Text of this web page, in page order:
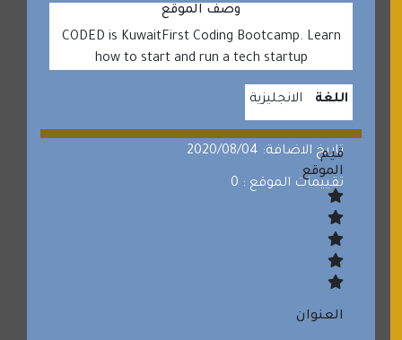
وصف الموقع
CODED is KuwaitFirst Coding Bootcamp. Learn
how to start and run a tech startup
اللغة الانجليزية
تاريخ الاضافة: 2020/08/04
تقييمات الموقع : 0
قيم
الموقع
العنوان